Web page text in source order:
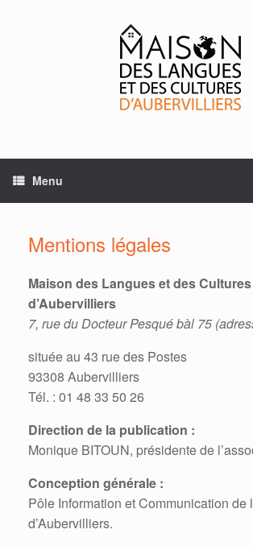
Menu
Mentions légales
Maison des Langues et des Cultures
d’Aubervilliers
7, rue du Docteur Pesqué bàl 75
située au 43 rue des Postes
93308 Aubervilliers
Tél. : 01 48 33 50 26
Direction de la publication :
Monique BITOUN, présidente de
Conception générale :
Pôle Information et Communication de
d’Aubervilliers.